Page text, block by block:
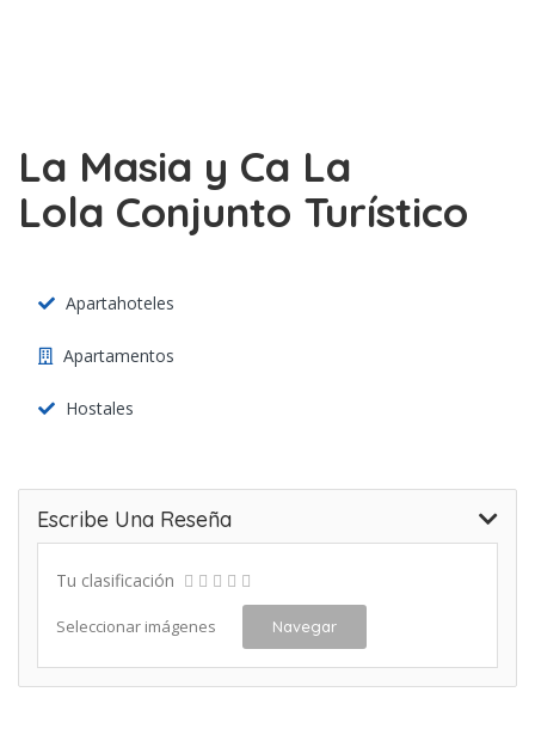
La Masia y Ca La
Lola Conjunto Turístico
Apartahoteles
Apartamentos
Hostales
Escribe Una Reseña
Tu clasificación
Seleccionar imágenes Navegar